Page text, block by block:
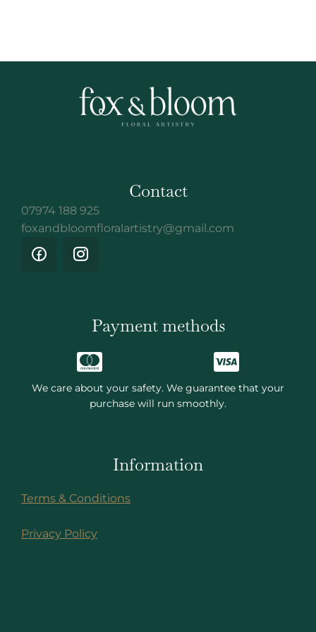
Contact
07974 188 925
foxandbloomfloralartistry@gmail.com
Payment methods
We care about your safety. We guarantee that your
purchase will run smoothly.
Information
Terms & Conditions
Privacy Policy